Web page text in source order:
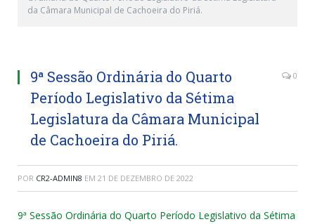
da Câmara Municipal de Cachoeira do Piriá.
9ª Sessão Ordinária do Quarto
Período Legislativo da Sétima
Legislatura da Câmara Municipal
de Cachoeira do Piriá.
0
POR CR2-ADMIN8 EM 21 DE DEZEMBRO DE 2022
9ª Sessão Ordinária do Quarto Período Legislativo da Sétima